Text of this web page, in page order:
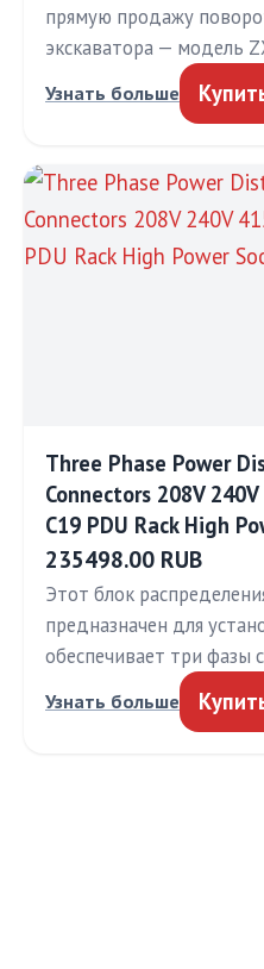
прямую продажу
экскаватора — модель
Узнать больше
Three Phase Power
Connectors 208V
C19 PDU Rack High
235498.00 RUB
Этот блок
предназначен для
обеспечивает три фазы
Узнать больше